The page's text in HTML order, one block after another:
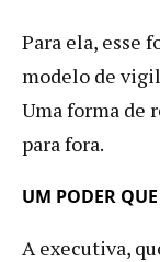
Para ela, esse
modelo de
Uma forma de
para fora.
UM PODER
A executiva,